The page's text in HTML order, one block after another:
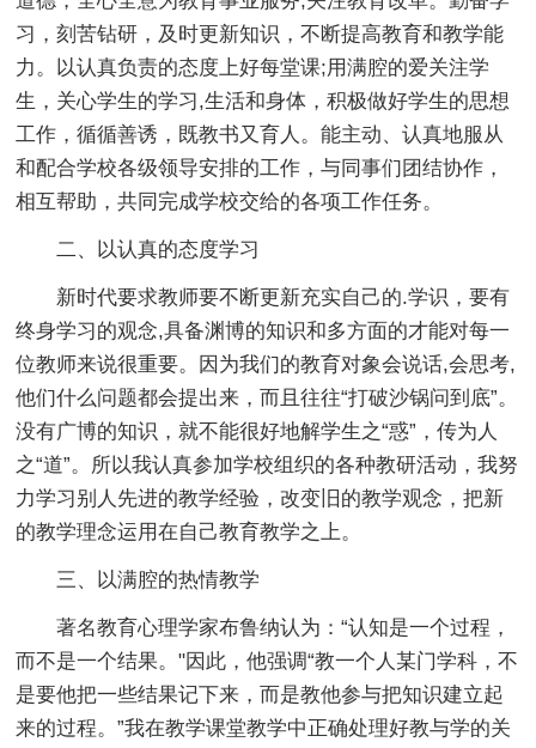
习，刻苦钻研，及时更新知识，不断提高教育和教学能
力。以认真负责的态度上好每堂课;用满腔的爱关注学
生，关心学生的学习,生活和身体，积极做好学生的思想
工作，循循善诱，既教书又育人。能主动、认真地服从
和配合学校各级领导安排的工作，与同事们团结协作，
相互帮助，共同完成学校交给的各项工作任务。
二、以认真的态度学习
新时代要求教师要不断更新充实自己的.学识，要有
终身学习的观念,具备渊博的知识和多方面的才能对每一
位教师来说很重要。因为我们的教育对象会说话,会思考,
他们什么问题都会提出来，而且往往“打破沙锅问到底”。
没有广博的知识，就不能很好地解学生之“惑”，传为人
之“道”。所以我认真参加学校组织的各种教研活动，我努
力学习别人先进的教学经验，改变旧的教学观念，把新
的教学理念运用在自己教育教学之上。
三、以满腔的热情教学
著名教育心理学家布鲁纳认为：“认知是一个过程，
而不是一个结果。"因此，他强调“教一个人某门学科，不
是要他把一些结果记下来，而是教他参与把知识建立起
来的过程。”我在教学课堂教学中正确处理好教与学的关